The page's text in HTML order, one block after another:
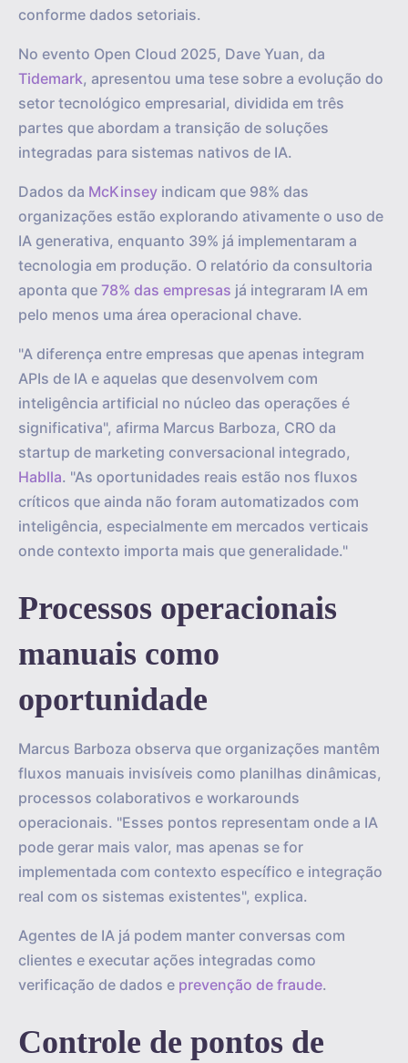
conforme dados setoriais.
No evento Open Cloud 2025, Dave Yuan, da
Tidemark, apresentou uma tese sobre a evolução do
setor tecnológico empresarial, dividida em três
partes que abordam a transição de soluções
integradas para sistemas nativos de IA.
Dados da McKinsey indicam que 98% das
organizações estão explorando ativamente o uso de
IA generativa, enquanto 39% já implementaram a
tecnologia em produção. O relatório da consultoria
aponta que 78% das empresas já integraram IA em
pelo menos uma área operacional chave.
"A diferença entre empresas que apenas integram
APIs de IA e aquelas que desenvolvem com
inteligência artificial no núcleo das operações é
significativa", afirma Marcus Barboza, CRO da
startup de marketing conversacional integrado,
Hablla. "As oportunidades reais estão nos fluxos
críticos que ainda não foram automatizados com
inteligência, especialmente em mercados verticais
onde contexto importa mais que generalidade."
Processos operacionais
manuais como
oportunidade
Marcus Barboza observa que organizações mantêm
fluxos manuais invisíveis como planilhas dinâmicas,
processos colaborativos e workarounds
operacionais. "Esses pontos representam onde a IA
pode gerar mais valor, mas apenas se for
implementada com contexto específico e integração
real com os sistemas existentes", explica.
Agentes de IA já podem manter conversas com
clientes e executar ações integradas como
verificação de dados e prevenção de fraude.
Controle de pontos de